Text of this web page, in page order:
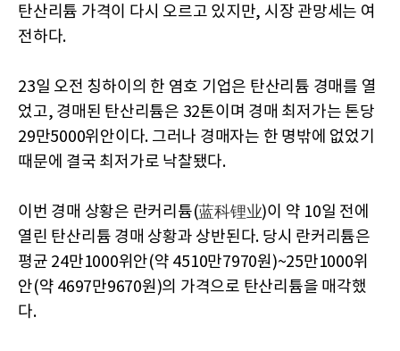
탄산리튬 가격이 다시 오르고 있지만, 시장 관망세는 여
전하다.
23일 오전 칭하이의 한 염호 기업은 탄산리튬 경매를 열
었고, 경매된 탄산리튬은 32톤이며 경매 최저가는 톤당
29만5000위안이다. 그러나 경매자는 한 명밖에 없었기
때문에 결국 최저가로 낙찰됐다.
이번 경매 상황은 란커리튬(蓝科锂业)이 약 10일 전에
열린 탄산리튬 경매 상황과 상반된다. 당시 란커리튬은
평균 24만1000위안(약 4510만7970원)~25만1000위
안(약 4697만9670원)의 가격으로 탄산리튬을 매각했
다.